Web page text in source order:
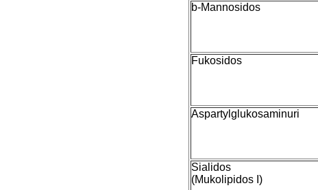
b-Mannosidos
Fukosidos
Aspartylglukosaminuri
Sialidos
(Mukolipidos I)